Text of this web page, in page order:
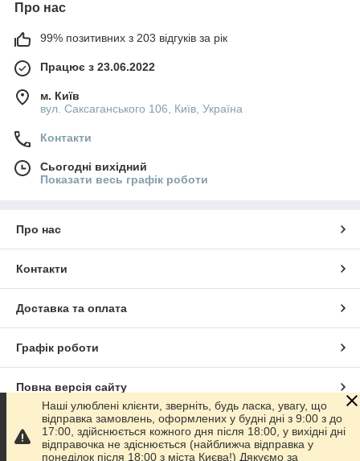
Про нас
99% позитивних з 203 відгуків за рік
Працює з 23.06.2022
м. Київ
вул. Саксаганського 106, Київ, Україна
Контакти
Сьогодні вихідний
Показати весь графік роботи
Про нас
Контакти
Доставка та оплата
Графік роботи
Повна версія сайту
Сайт створено на маркетплейсіProm.ua
Наші улюблені клієнти, зверніть, будь ласка, увагу, що
відправка замовлень, оформлених у будні дні з 9:00 з до
17:00, здійснюється кожного дня після 18:00, у вихідні дні
відправочка не здіснюється (найближча відправка у
понеділок після 18:00 з міста Києва!) Дякуємо за